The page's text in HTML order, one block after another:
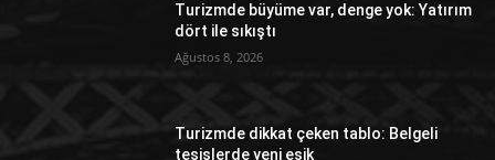
Turizmde büyüme var, denge yok: Yatırım
dört ile sıkıştı
Ağustos 8, 2026
Turizmde dikkat çeken tablo: Belgeli
tesislerde yeni eşik